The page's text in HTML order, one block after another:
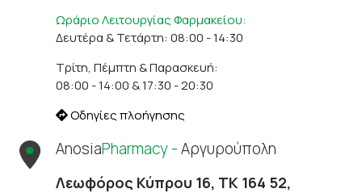
Ωράριο Λειτουργίας Φαρμακείου:
Δευτέρα & Τετάρτη: 08:00 - 14:30
Τρίτη, Πέμπτη & Παρασκευή:
08:00 - 14:00 & 17:30 - 20:30
Οδηγίες πλοήγησης
AnosiaPharmacy -Αργυρούπολη
Λεωφόρος Κύπρου 16, ΤΚ 164 52,